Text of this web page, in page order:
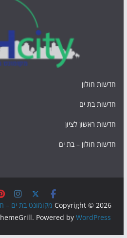
חדשות חולון
חדשות בת ים
חדשות ראשון לציון
חדשות חולון – בת ים
Copyright © 2026 מקומונט בת ים –
Powered byWordPress